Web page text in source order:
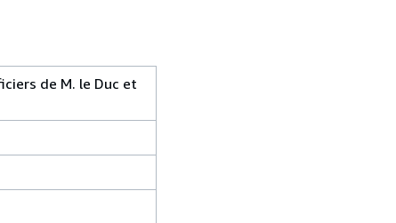
de M. le Duc et